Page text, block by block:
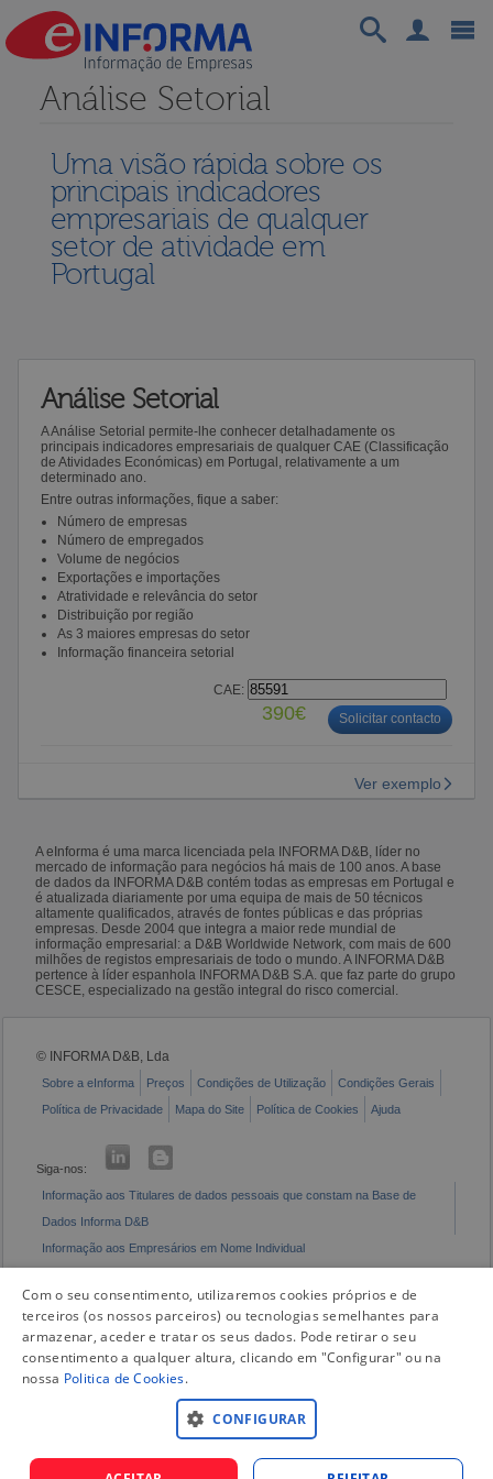
Análise Setorial
Uma visão rápida sobre os
principais indicadores
empresariais de qualquer
setor de atividade em
Portugal
Análise Setorial
A Análise Setorial permite-lhe conhecer detalhadamente os
principais indicadores empresariais de qualquer CAE (Classificação
de Atividades Económicas) em Portugal, relativamente a um
determinado ano.
Entre outras informações, fique a saber:
Número de empresas
Número de empregados
Volume de negócios
Exportações e importações
Atratividade e relevância do setor
Distribuição por região
As 3 maiores empresas do setor
Informação financeira setorial
CAE:
390€ Solicitar contacto
Ver exemplo
A eInforma é uma marca licenciada pela INFORMA D&B, líder no
mercado de informação para negócios há mais de 100 anos. A base
de dados da INFORMA D&B contém todas as empresas em Portugal e
é atualizada diariamente por uma equipa de mais de 50 técnicos
altamente qualificados, através de fontes públicas e das próprias
empresas. Desde 2004 que integra a maior rede mundial de
informação empresarial: a D&B Worldwide Network, com mais de 600
milhões de registos empresariais de todo o mundo. A INFORMA D&B
pertence à líder espanhola INFORMA D&B S.A. que faz parte do grupo
CESCE, especializado na gestão integral do risco comercial.
© INFORMA D&B, Lda
Sobre a eInforma Preços Condições de Utilização
Condições Gerais
Política de Privacidade
Mapa do Site Política de Cookies Ajuda
Siga-nos:
Informação aos Titulares de dados pessoais que constam na Base de
Dados Informa D&B
Informação aos Empresários em Nome Individual
Com o seu consentimento, utilizaremos cookies próprios e de
terceiros (os nossos parceiros) ou tecnologias semelhantes para
armazenar, aceder e tratar os seus dados. Pode retirar o seu
consentimento a qualquer altura, clicando em "Configurar" ou na
nossa Politica de Cookies.
CONFIGURAR